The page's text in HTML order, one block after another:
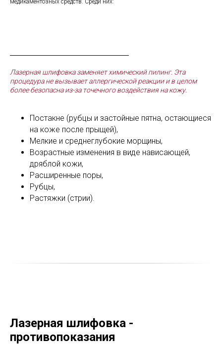
медикаментозных средств. Среди них:
Лазерная шлифовка заменяет химический пилинг. Эта
процедура не вызывает аллергической реакции и в целом
более безопасна из-за точечного воздействия на кожу.
Постакне (рубцы и застойные пятна, остающиеся
на коже после прыщей),
Мелкие и среднеглубокие морщины,
Возрастные изменения в виде нависающей,
дряблой кожи,
Расширенные поры,
Рубцы,
Растяжки (стрии).
Лазерная шлифовка -
противопоказания